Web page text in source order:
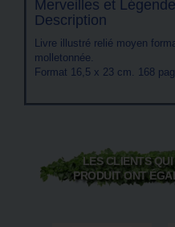
Merveilles et
Description
Livre illustré relié moyen
molletonnée.
Format 16,5 x 23 cm. 168
LES CLIENTS
PRODUIT ONT